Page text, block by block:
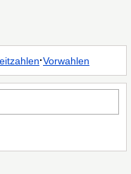
·Vorwahlen